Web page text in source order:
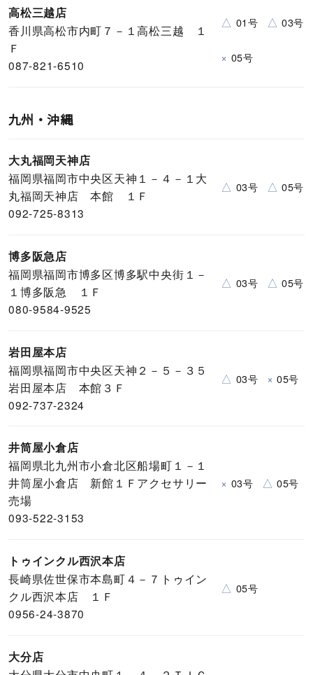
高松三越店
香川県高松市内町７－１高松三越 １
Ｆ
087-821-6510
△ 01号 △ 03号
× 05号
九州・沖縄
大丸福岡天神店
福岡県福岡市中央区天神１－４－１大
丸福岡天神店 本館 １Ｆ
092-725-8313
△ 03号 △ 05号
博多阪急店
福岡県福岡市博多区博多駅中央街１－
１博多阪急 １Ｆ
080-9584-9525
△ 03号 △ 05号
岩田屋本店
福岡県福岡市中央区天神２－５－３５
岩田屋本店 本館３Ｆ
092-737-2324
△ 03号 × 05号
井筒屋小倉店
福岡県北九州市小倉北区船場町１－１
井筒屋小倉店 新館１Ｆアクセサリー
売場
093-522-3153
× 03号 △ 05号
トゥインクル西沢本店
長崎県佐世保市本島町４－７トゥイン
クル西沢本店 １Ｆ
0956-24-3870
△ 05号
大分店